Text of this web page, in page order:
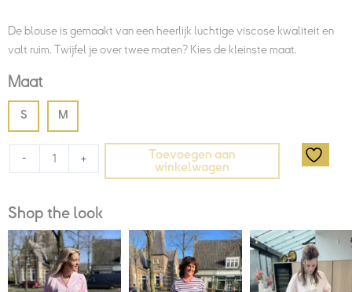
De blouse is gemaakt van een heerlijk luchtige viscose kwaliteit en
valt ruim. Twijfel je over twee maten? Kies de kleinste maat.
Maat
S M
- +
Toevoegen aan
winkelwagen
Shop the look